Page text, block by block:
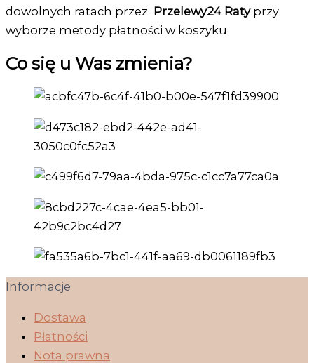
dowolnych ratach przez Przelewy24 Ratyprzy
wyborze metody płatności w koszyku
Co się u Was zmienia?
Informacje
Dostawa
Płatności
Nota prawna